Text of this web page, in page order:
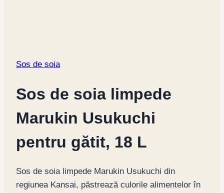
Sos de soia
Sos de soia limpede
Marukin Usukuchi
pentru gătit, 18 L
Sos de soia limpede Marukin Usukuchi din
regiunea Kansai, păstrează culorile alimentelor în